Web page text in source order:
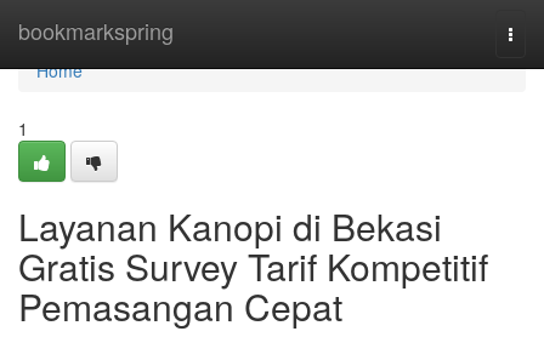
bookmarkspring
Home
Home
1
Layanan Kanopi di Bekasi
Gratis Survey Tarif Kompetitif
Pemasangan Cepat